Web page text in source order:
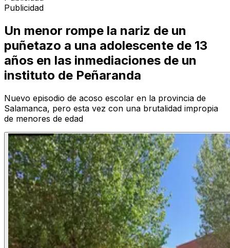
Publicidad
Un menor rompe la nariz de un
puñetazo a una adolescente de 13
años en las inmediaciones de un
instituto de Peñaranda
Nuevo episodio de acoso escolar en la provincia de
Salamanca, pero esta vez con una brutalidad impropia
de menores de edad